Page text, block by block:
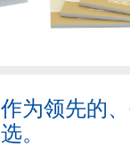
作为领先的
选。